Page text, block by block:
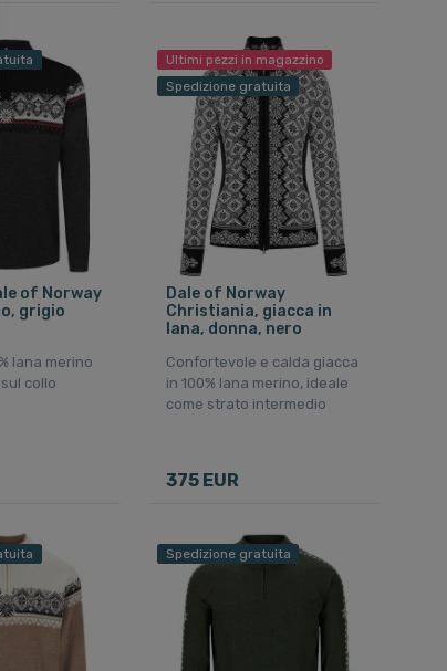
of Norway
grigio
lana merino
collo
Ultimi pezzi in magazzino
Spedizione gratuita
Dale of Norway
Christiania, giacca in
lana, donna, nero
Confortevole e calda giacca
in 100% lana merino, ideale
come strato intermedio
375 EUR
Spedizione gratuita